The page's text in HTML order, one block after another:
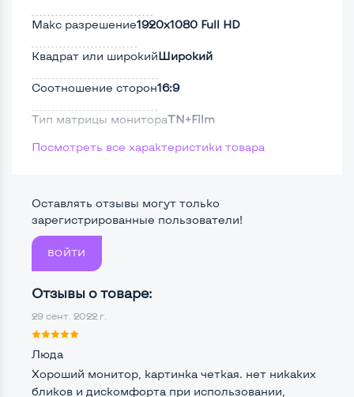
Макс разрешение1920x1080 Full HD
Квадрат или широкийШирокий
Соотношение сторон16:9
Тип матрицы монитораTN+Film
Тип подсветки монитораLED
Разъемы подключения:
Крепление сзади, типа VESA
Интерфейс подключения VGA
Посмотреть все характеристики товара
Оставлять отзывы могут только
зарегистрированные пользователи!
ВОЙТИ
Отзывы о товаре:
29 сент. 2022 г.
Люда
Хороший монитор, картинка четкая. нет никаких
бликов и дискомфорта при использовании,